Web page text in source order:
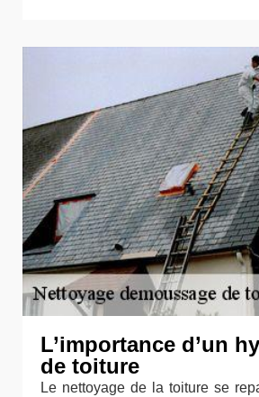
L’importance d’un
de toiture
Le nettoyage de la toiture se